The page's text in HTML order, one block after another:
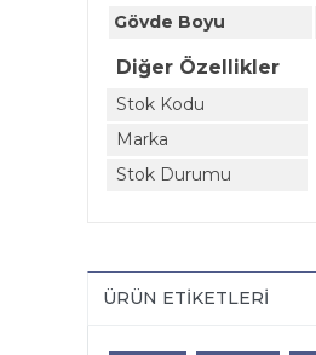
Gövde Boyu
Diğer Özellikler
Stok Kodu
Marka
Stok Durumu
ÜRÜN ETIKETLERI